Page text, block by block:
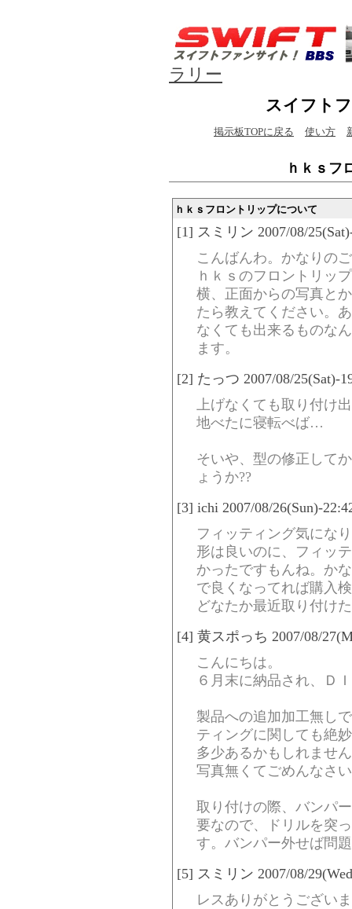
ラリー
スイフト
掲示板TOPに戻る 使い方
ｈｋｓフ
ｈｋｓフロントリップについて
[1] スミリン 2007/08/
こんばんわ。かなりの
ｈｋｓのフロントリッ
横、正面からの写真と
たら教えてください。
なくても出来るものな
ます。
[2] たっつ 2007/08/25(Sat)-
上げなくても取り付け
地べたに寝転べば…
そいや、型の修正して
ょうか??
[3] ichi 2007/08/26(Sun)-
フィッティング気にな
形は良いのに、フィッ
かったですもんね。か
で良くなってれば購入
どなたか最近取り付け
[4] 黄スポっち 2007/08/
こんにちは。
６月末に納品され、Ｄ
製品への追加加工無し
ティングに関しても絶
多少あるかもしれませ
写真無くてごめんなさ
取り付けの際、バンパ
要なので、ドリルを突
す。バンパー外せば問
[5] スミリン 2007/08/
レスありがとうござい